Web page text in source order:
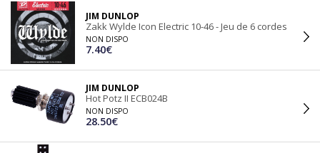
JIM DUNLOP
Zakk Wylde Icon Electric 10-46 - Jeu de 6 cordes
NON DISPO
7.40€
JIM DUNLOP
Hot Potz II ECB024B
NON DISPO
28.50€